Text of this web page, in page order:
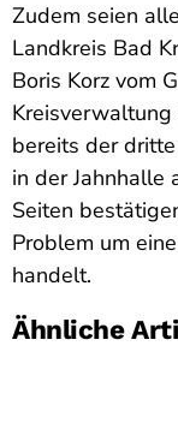
Zudem seien
Landkreis Bad
Boris Korz vom
bereits der
in der Jahnhalle
Seiten
Problem um
handelt.
Ähnliche